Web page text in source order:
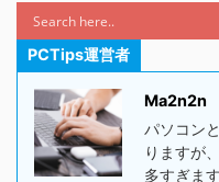
PCTips運営者
Ma2n2n
パソコン
りますが
多すぎま